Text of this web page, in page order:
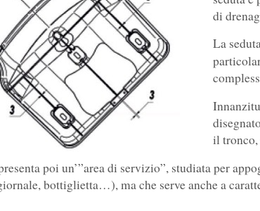
di
La
il tronco,
poi un’”area di servizio”, studiata per
bottiglietta…), ma che serve anche a